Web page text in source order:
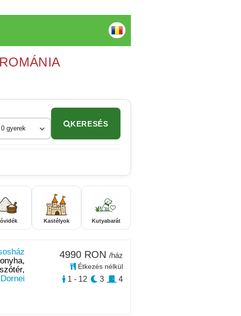
gyerek
KERESÉS
Kastélyok Kutyabarát
4990 RON /ház
Étkezés nélkül
1 - 12 3 4